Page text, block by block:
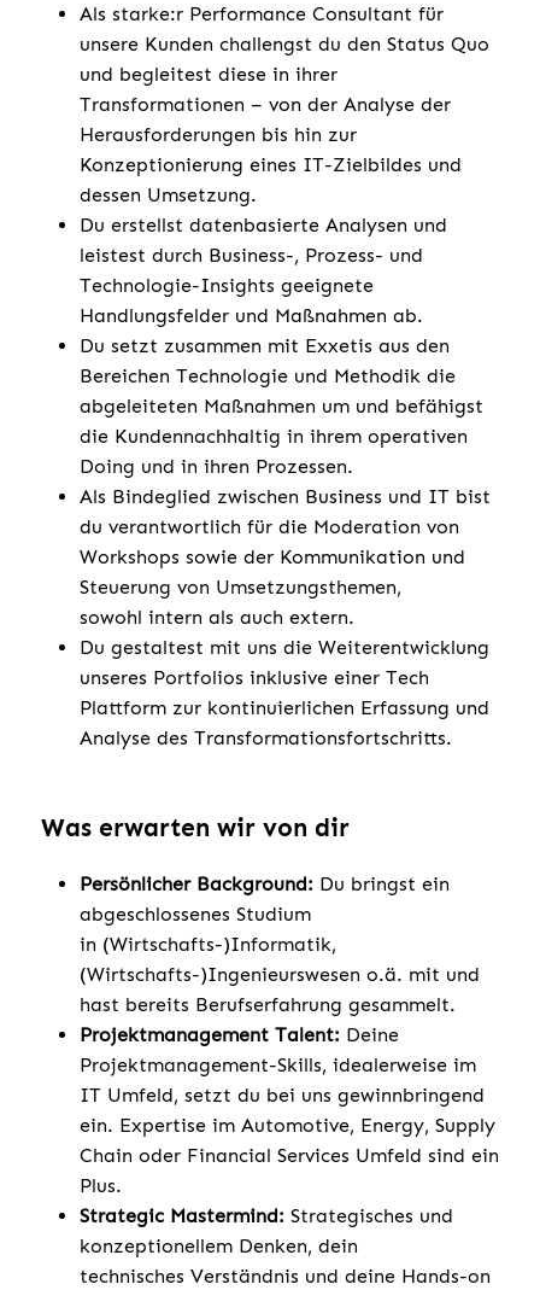
Als starke:r Performance Consultant für
unsere Kunden challengst du den Status Quo
und begleitest diese in ihrer
Transformationen – von der Analyse der
Herausforderungen bis hin zur
Konzeptionierung eines IT-Zielbildes und
dessen Umsetzung.
Du erstellst datenbasierte Analysen und
leistest durch Business-, Prozess- und
Technologie-Insights geeignete
Handlungsfelder und Maßnahmen ab​.
Du setzt zusammen mit Exxetis aus den
Bereichen Technologie und Methodik die
abgeleiteten Maßnahmen um und befähigst
die Kundennachhaltig in ihrem operativen
Doing und in ihren Prozessen​.
Als Bindeglied zwischen Business und IT bist
du verantwortlich für die Moderation von
Workshops sowie der Kommunikation und
Steuerung von Umsetzungsthemen,
sowohl intern als auch extern.​
Du gestaltest mit uns die Weiterentwicklung
unseres Portfolios inklusive einer Tech
Plattform zur kontinuierlichen Erfassung und
Analyse des Transformationsfortschritts.
Was erwarten wir von dir
Persönlicher Background: Du bringst ein
abgeschlossenes Studium
in (Wirtschafts-)Informatik,
(Wirtschafts-)Ingenieurswesen o.ä. mit und
hast bereits Berufserfahrung gesammelt.
Projektmanagement Talent: Deine
Projektmanagement-Skills, idealerweise im
IT Umfeld, setzt du bei uns gewinnbringend
ein. Expertise im Automotive, Energy, Supply
Chain oder Financial Services Umfeld sind ein
Plus.
Strategic Mastermind: Strategisches und
konzeptionellem Denken, dein
technisches Verständnis und deine Hands-on